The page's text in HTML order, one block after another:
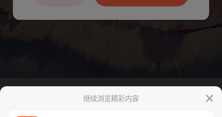
腾漫App免费看
继续浏览精彩内容